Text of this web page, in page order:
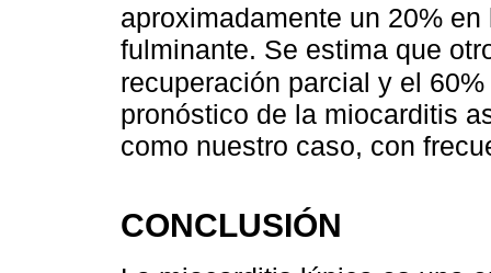
aproximadamente un 20%
fulminante. Se estima que
recuperación parcial y el
pronóstico de la miocarditis
como nuestro caso, con
CONCLUSIÓN